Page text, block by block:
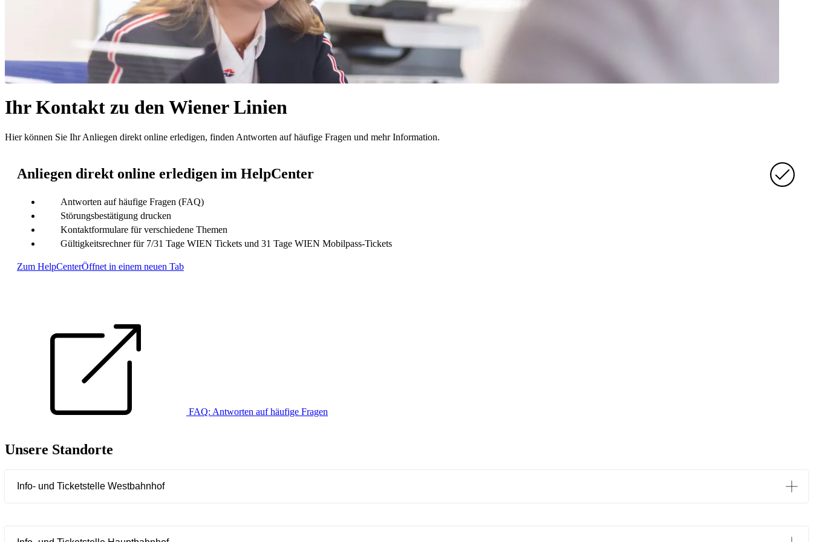
Ihr Kontakt zu den Wiener Linien
Hier können Sie Ihr Anliegen direkt online erledigen, finden Antworten auf häufige Fragen und mehr Information.
Anliegen direkt online erledigen im HelpCenter
Antworten auf häufige Fragen (FAQ)
Störungsbestätigung drucken
Kontaktformulare für verschiedene Themen
Gültigkeitsrechner für 7/31 Tage WIEN Tickets und 31 Tage WIEN Mobilpass-Tickets
Zum HelpCenterÖffnet in einem neuen Tab
FAQ: Antworten auf häufige Fragen
Unsere Standorte
Info- und Ticketstelle Westbahnhof